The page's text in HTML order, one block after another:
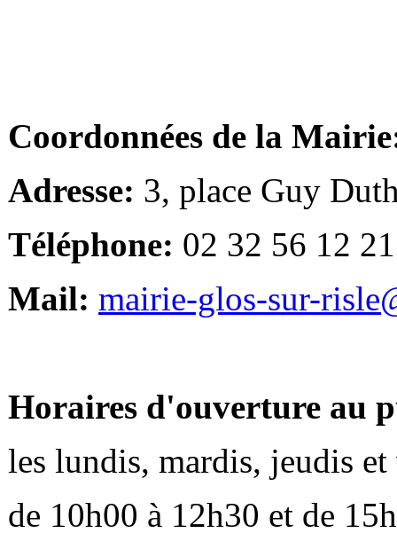
Coordonnées de la
Adresse: 3, place Guy
Téléphone: 02 32 56 12 21
Mail: mairie-glos-sur-
Horaires d'ouverture au
les lundis, mardis, jeudis et
de 10h00 à 12h30 et de